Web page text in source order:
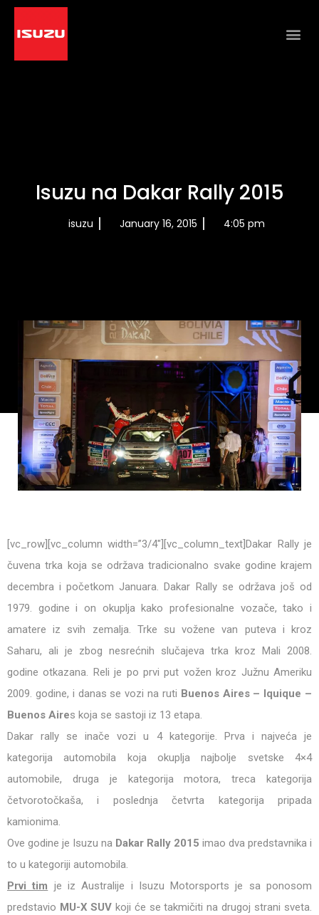
Isuzu na Dakar Rally 2015
isuzu January 16, 2015 4:05 pm
[vc_row][vc_column width=”3/4″][vc_column_text]Dakar Rally je
čuvena trka koja se održava tradicionalno svake godine krajem
decembra i početkom Januara. Dakar Rally se održava još od
1979. godine i on okuplja kako profesionalne vozače, tako i
amatere iz svih zemalja. Trke su vožene van puteva i kroz
Saharu, ali je zbog nesrećnih slučajeva trka kroz Mali 2008.
godine otkazana. Reli je po prvi put vožen kroz Južnu Ameriku
2009. godine, i danas se vozi na ruti Buenos Aires – Iquique –
Buenos Aires koja se sastoji iz 13 etapa.
Dakar rally se inače vozi u 4 kategorije. Prva i najveća je
kategorija automobila koja okuplja najbolje svetske 4×4
automobile, druga je kategorija motora, treca kategorija
četvorotočkaša, i poslednja četvrta kategorija pripada
kamionima.
Ove godine je Isuzu na Dakar Rally 2015 imao dva predstavnika i
to u kategoriji automobila.
Prvi tim je iz Australije i Isuzu Motorsports je sa ponosom
predstavio MU-X SUVkoji će se takmičiti na drugoj strani sveta.